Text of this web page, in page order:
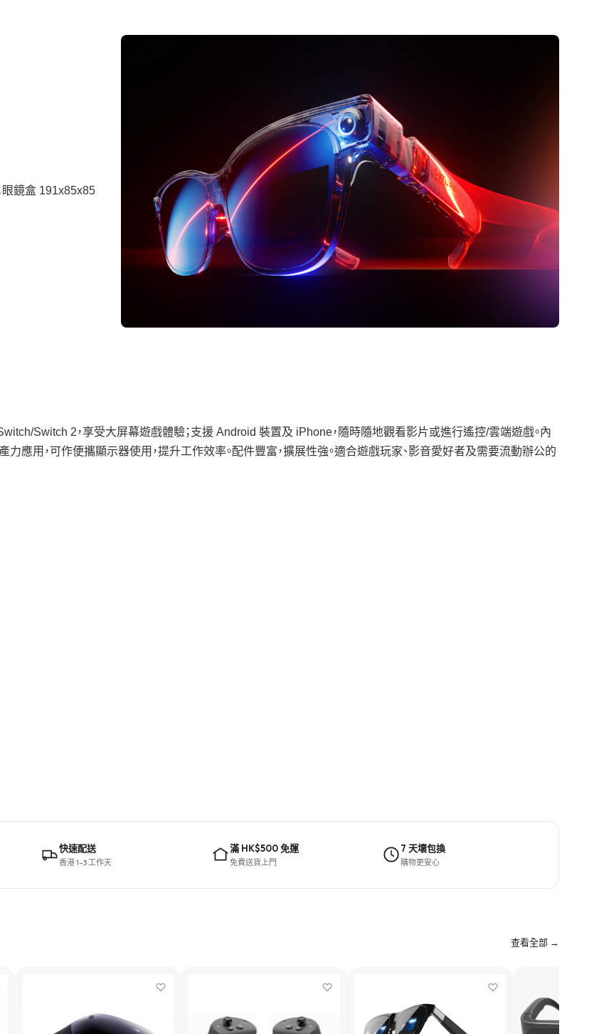
眼鏡盒 191x85x85
Switch 2，享受大屏幕遊戲體驗；支援 Android 裝置及 iPhone，隨時隨地觀看影片或進行遙控/雲端遊戲。內
應用，可作便攜顯示器使用，提升工作效率。配件豐富，擴展性強。適合遊戲玩家、影音愛好者及需要流動辦公的
快速配送
香港 1–3 工作天
滿 HK$500 免運
免費送貨上門
7 天壞包換
購物更安心
查看全部 →